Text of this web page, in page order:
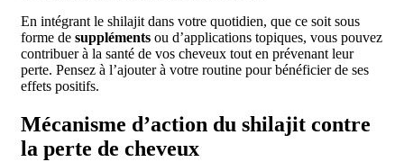
En intégrant le shilajit dans votre quotidien, que ce soit sous
forme de suppléments ou d’applications topiques, vous pouvez
contribuer à la santé de vos cheveux tout en prévenant leur
perte. Pensez à l’ajouter à votre routine pour bénéficier de ses
effets positifs.
Mécanisme d’action du shilajit contre
la perte de cheveux